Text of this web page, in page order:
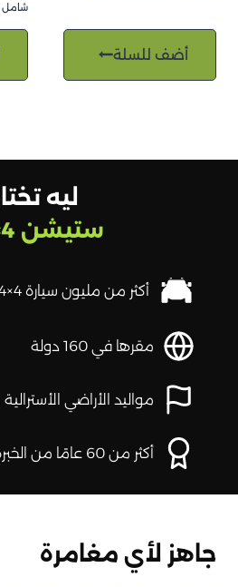
أضف للسلة
شامل
ليه
ستيشن 4×4
أكثر من مليون سيارة 4×4 معدلة
مقرها في 160 دولة
مواليد الأراضي الأسترالية
أكثر من 60 عامًا من الخبرة
جاهز لأي مغامرة